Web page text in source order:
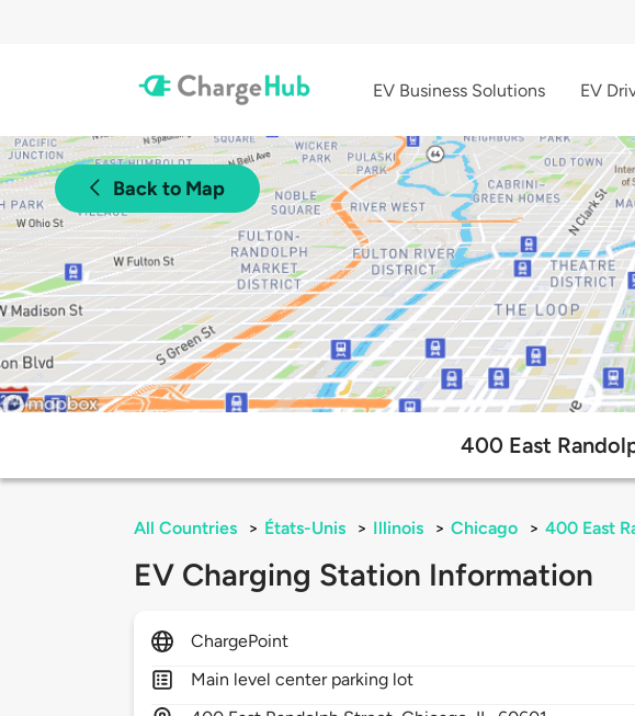
EV Business Solutions EV
Back to Map
400 East
All Countries > États-Unis > Illinois > Chicago > 400 East
EV Charging Station Information
ChargePoint
Main level center parking lot